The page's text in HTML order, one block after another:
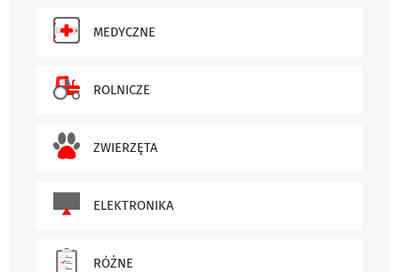
MEDYCZNE
ROLNICZE
ZWIERZĘTA
ELEKTRONIKA
RÓŻNE